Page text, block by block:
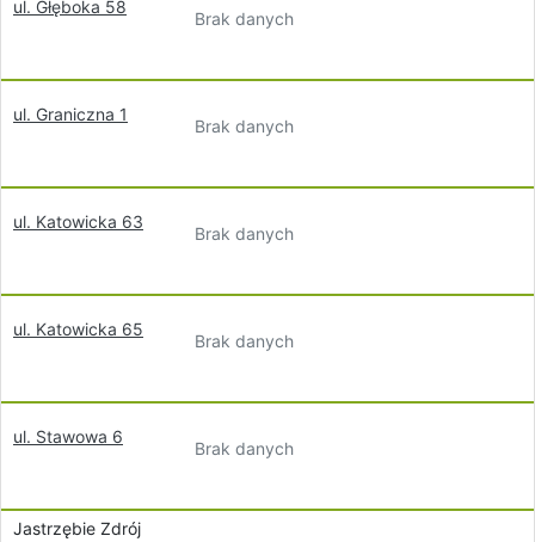
ul. Głęboka 58
Brak danych
ul. Graniczna 1
Brak danych
ul. Katowicka 63
Brak danych
ul. Katowicka 65
Brak danych
ul. Stawowa 6
Brak danych
Jastrzębie Zdrój